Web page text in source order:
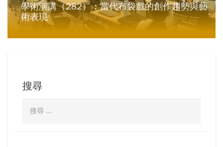
學術演講（282）：當代布袋戲的創作趨勢與藝
術表現
搜尋